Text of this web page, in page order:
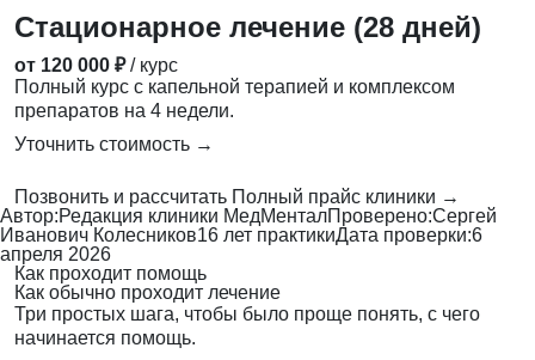
Стационарное лечение (28 дней)
от 120 000 ₽ / курс
Полный курс с капельной терапией и комплексом
препаратов на 4 недели.
Уточнить стоимость →
Позвонить и рассчитать Полный прайс клиники →
Автор:Редакция клиники МедМенталПроверено:Сергей
Иванович Колесников16 лет практикиДата проверки:6
апреля 2026
Как проходит помощь
Как обычно проходит лечение
Три простых шага, чтобы было проще понять, с чего
начинается помощь.